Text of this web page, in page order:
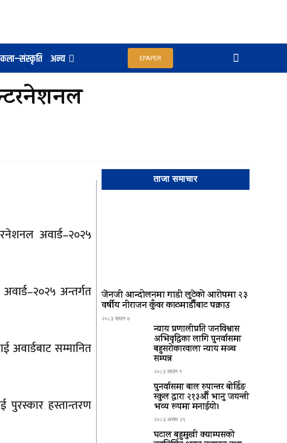
कला–संस्कृति अन्य EPAPER
अवार्ड–२०२५
अन्तर्गत
अवार्डबाट सम्मानित
पुरस्कार हस्तान्तरण
ताजा समाचार
जेनजी आन्दोलनमा गाडी लुटेको आरोपमा २३
वर्षीय नीराजन कुँवर काठमाडौँबाट पक्राउ
२०८३ साउन ७
न्याय प्रणालीप्रति जनविश्वास
अभिवृद्धिका लागि पुनर्वासमा
बहुसरोकारवाला न्याय मञ्च
सम्पन्न
२०८३ साउन १
पुनर्वासमा बाल रुपान्तर बोर्डिङ
स्कुल द्धारा २१३औँ भानु जयन्ती
भव्य रूपमा मनाईयो।
२०८३ असार २९
घटाल बहुमुखी क्याम्पसको